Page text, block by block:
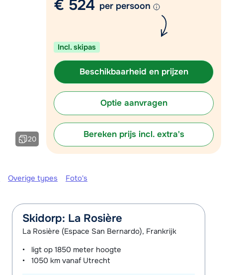
Plan een terugbelverzoek
Chat met wintersportspecialist
Bel ons via 0348 - 43 46 49
20
€ 524 per persoon
Incl. skipas
Beschikbaarheid en prijzen
Optie aanvragen
Bereken prijs incl. extra's
Overige types Foto's
Skidorp: La Rosière
La Rosière (Espace San Bernardo), Frankrijk
ligt op1850 meter hoogte
1050 km vanaf Utrecht